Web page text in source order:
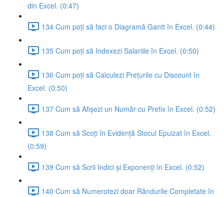
din Excel. (0:47)
134 Cum poți să faci o Diagramă Gantt în Excel. (0:44)
135 Cum poți să Indexezi Salariile în Excel. (0:50)
136 Cum poți să Calculezi Prețurile cu Discount în
Excel. (0:50)
137 Cum să Afișezi un Număr cu Prefix în Excel. (0:52)
138 Cum să Scoți în Evidență Stocul Epuizat în Excel.
(0:59)
139 Cum să Scrii Indici și Exponenți în Excel. (0:52)
140 Cum să Numerotezi doar Rândurile Completate în